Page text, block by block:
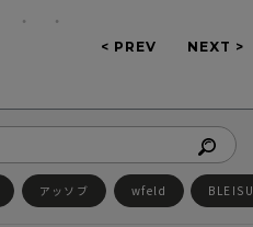
アッソブ wfeld